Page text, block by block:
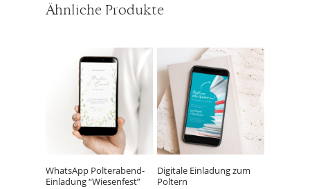
Ähnliche Produkte
WhatsApp Polterabend-
Einladung “Wiesenfest”
Digitale Einladung zum
Poltern